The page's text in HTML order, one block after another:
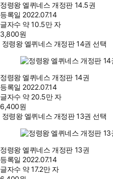
정령왕 엘퀴네스 개정판 14.5권
등록일 2022.07.14
글자수 약 10.5만 자
3,800원
정령왕 엘퀴네스 개정판 14권 선택
정령왕 엘퀴네스 개정판 14권
등록일 2022.07.14
글자수 약 20.5만 자
6,400원
정령왕 엘퀴네스 개정판 13권 선택
정령왕 엘퀴네스 개정판 13권
등록일 2022.07.14
글자수 약 17.2만 자